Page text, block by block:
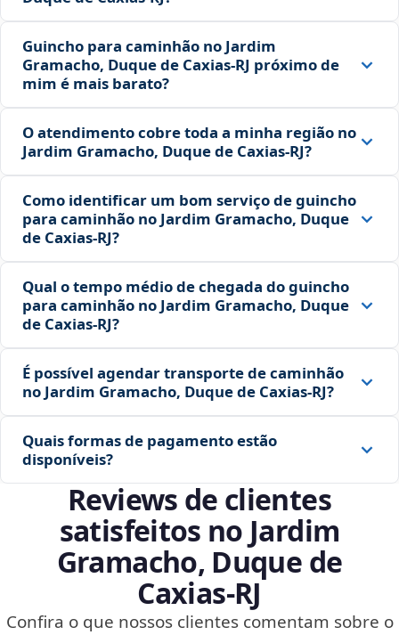
Guincho para caminhão no Jardim
Gramacho, Duque de Caxias‑RJ próximo de
mim é mais barato?
O atendimento cobre toda a minha região no
Jardim Gramacho, Duque de Caxias‑RJ?
Como identificar um bom serviço de guincho
para caminhão no Jardim Gramacho, Duque
de Caxias‑RJ?
Qual o tempo médio de chegada do guincho
para caminhão no Jardim Gramacho, Duque
de Caxias‑RJ?
É possível agendar transporte de caminhão
no Jardim Gramacho, Duque de Caxias‑RJ?
Quais formas de pagamento estão
disponíveis?
Reviews de clientes
satisfeitos no Jardim
Gramacho, Duque de
Caxias‑RJ
Confira o que nossos clientes comentam sobre o